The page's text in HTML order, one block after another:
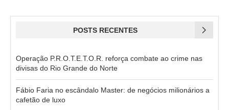
POSTS RECENTES
Operação P.R.O.T.E.T.O.R. reforça combate ao crime nas
divisas do Rio Grande do Norte
Fábio Faria no escândalo Master: de negócios milionários a
cafetão de luxo